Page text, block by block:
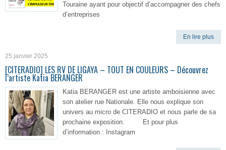
Touraine ayant pour objectif d’accompagner des chefs
d’entreprises
En lire plus
25 janvier 2025
[CITERADIO] LES RV DE LIGAYA – TOUT EN COULEURS – Découvrez
l’artiste Katia BERANGER
Katia BERANGER est une artiste amboisienne avec
son atelier rue Nationale. Elle nous explique son
univers au micro de CITERADIO et nous parle de sa
prochaine exposition. Et pour plus
d’information : Instagram